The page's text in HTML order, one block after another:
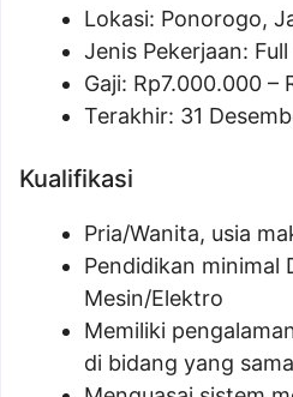
Lokasi: Ponorogo,
Jenis Pekerjaan:
Gaji: Rp7.000.000 –
Terakhir: 31
Kualifikasi
Pria/Wanita, usia
Pendidikan minimal
Mesin/Elektro
Memiliki
di bidang yang